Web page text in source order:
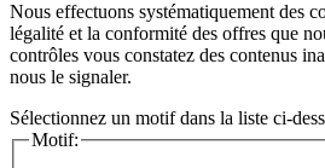
Nous effectuons systématiquement des
légalité et la conformité des offres que
contrôles vous constatez des contenus
nous le signaler.
Sélectionnez un motif dans la liste ci-
Motif: